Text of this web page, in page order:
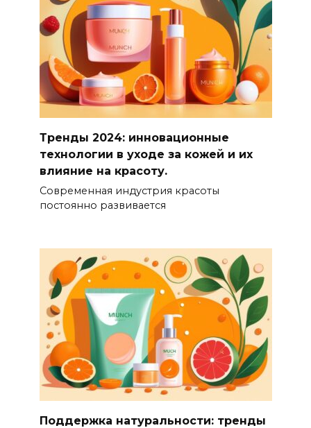
Тренды 2024: инновационные
технологии в уходе за кожей и их
влияние на красоту.
Современная индустрия красоты
постоянно развивается
Поддержка натуральности: тренды